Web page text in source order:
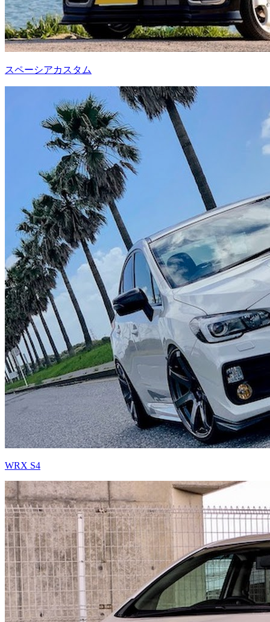
スペーシアカスタム
WRX S4